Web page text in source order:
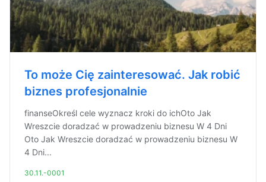
To może Cię zainteresować. Jak robić
biznes profesjonalnie
finanseOkreśl cele wyznacz kroki do ichOto Jak
Wreszcie doradzać w prowadzeniu biznesu W 4 Dni
Oto Jak Wreszcie doradzać w prowadzeniu biznesu W
4 Dni...
30.11.-0001